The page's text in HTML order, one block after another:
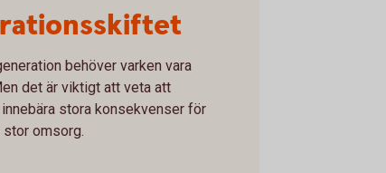
behöver varken vara
det är viktigt att veta att
stora konsekvenser för
stor omsorg.